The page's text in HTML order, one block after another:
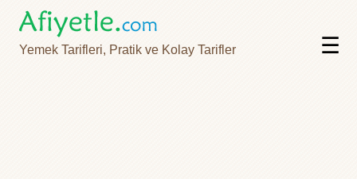
Yemek Tarifleri, Pratik ve Kolay Tarifler ☰